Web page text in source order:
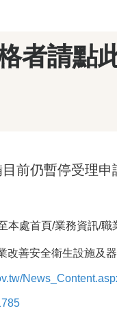
者請點
前仍暫停受理申
本處首頁/業務資訊/職
改善安全衛生設施及